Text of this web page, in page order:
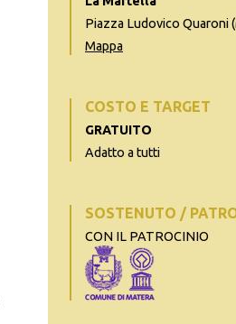
Piazza Ludovico Quaroni
Mappa
COSTO E TARGET
GRATUITO
Adatto a tutti
SOSTENUTO /
CON IL PATROCINIO